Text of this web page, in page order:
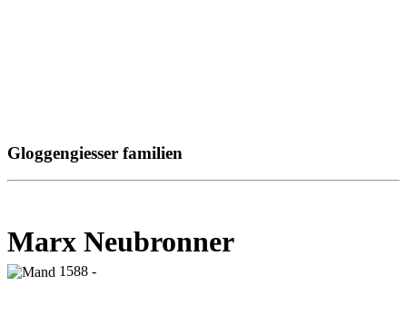
Gloggengiesser familien
Marx Neubronner
1588 -